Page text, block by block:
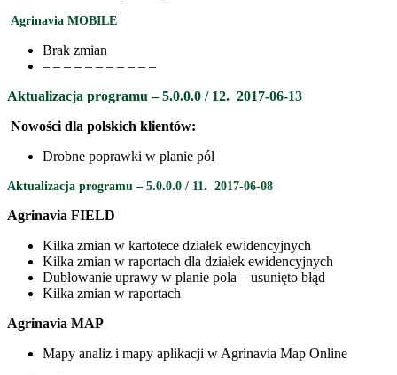
Agrinavia MOBILE
Brak zmian
– – – – – – – – – – –
Aktualizacja programu – 5.0.0.0 / 12. 2017-06-13
Nowości dla polskich klientów:
Drobne poprawki w planie pól
Aktualizacja programu – 5.0.0.0 / 11. 2017-06-08
Agrinavia FIELD
Kilka zmian w kartotece działek ewidencyjnych
Kilka zmian w raportach dla działek ewidencyjnych
Dublowanie uprawy w planie pola – usunięto błąd
Kilka zmian w raportach
Agrinavia MAP
Mapy analiz i mapy aplikacji w Agrinavia Map Online